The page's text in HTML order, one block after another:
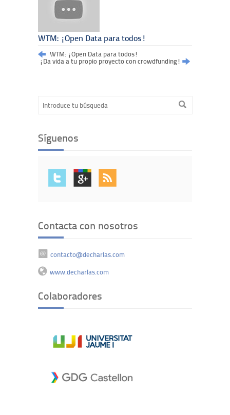
WTM: ¡Open Data para todos!
WTM: ¡Open Data para todos!
¡Da vida a tu propio proyecto con crowdfunding!
Síguenos
Contacta con nosotros
contacto@decharlas.com
www.decharlas.com
Colaboradores